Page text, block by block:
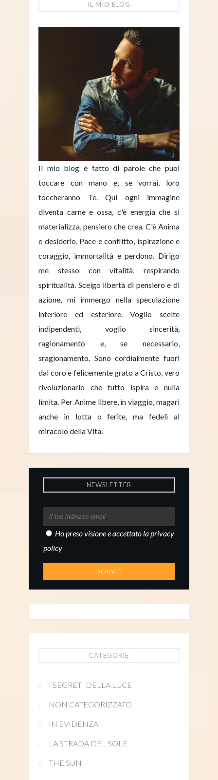
IL MIO BLOG
Il mio blog è fatto di parole che puoi
toccare con mano e, se vorrai, loro
toccheranno Te. Qui ogni immagine
diventa carne e ossa, c'è energia che si
materializza, pensiero che crea. C'è Anima
e desiderio, Pace e conflitto, ispirazione e
coraggio, immortalità e perdono. Dirigo
me stesso con vitalità, respirando
spiritualità. Scelgo libertà di pensiero e di
azione, mi immergo nella speculazione
interiore ed esteriore. Voglio scelte
indipendenti, voglio sincerità,
ragionamento e, se necessario,
sragionamento. Sono cordialmente fuori
dal coro e felicemente grato a Cristo, vero
rivoluzionario che tutto ispira e nulla
limita. Per Anime libere, in viaggio, magari
anche in lotta o ferite, ma fedeli al
miracolo della Vita.
NEWSLETTER
Ho preso visione e accettato laprivacy
policy
CATEGORIE
I SEGRETI DELLA LUCE
NON CATEGORIZZATO
IN EVIDENZA
LA STRADA DEL SOLE
THE SUN